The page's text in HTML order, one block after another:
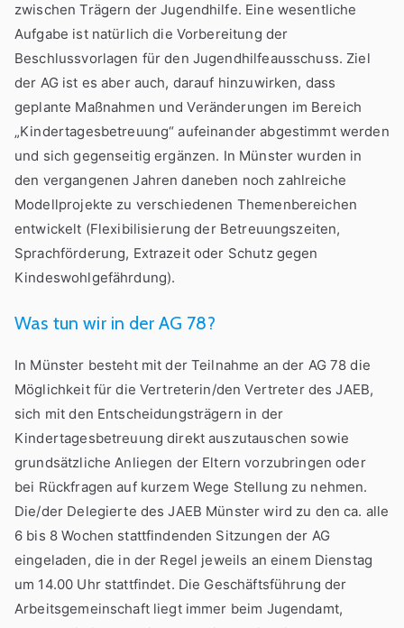
zwischen Trägern der Jugendhilfe. Eine wesentliche
Aufgabe ist natürlich die Vorbereitung der
Beschlussvorlagen für den Jugendhilfeausschuss. Ziel
der AG ist es aber auch, darauf hinzuwirken, dass
geplante Maßnahmen und Veränderungen im Bereich
„Kindertagesbetreuung“ aufeinander abgestimmt werden
und sich gegenseitig ergänzen. In Münster wurden in
den vergangenen Jahren daneben noch zahlreiche
Modellprojekte zu verschiedenen Themenbereichen
entwickelt (Flexibilisierung der Betreuungszeiten,
Sprachförderung, Extrazeit oder Schutz gegen
Kindeswohlgefährdung).
Was tun wir in der AG 78?
In Münster besteht mit der Teilnahme an der AG 78 die
Möglichkeit für die Vertreterin/den Vertreter des JAEB,
sich mit den Entscheidungsträgern in der
Kindertagesbetreuung direkt auszutauschen sowie
grundsätzliche Anliegen der Eltern vorzubringen oder
bei Rückfragen auf kurzem Wege Stellung zu nehmen.
Die/der Delegierte des JAEB Münster wird zu den ca. alle
6 bis 8 Wochen stattfindenden Sitzungen der AG
eingeladen, die in der Regel jeweils an einem Dienstag
um 14.00 Uhr stattfindet. Die Geschäftsführung der
Arbeitsgemeinschaft liegt immer beim Jugendamt,